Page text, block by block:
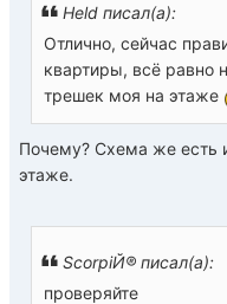
Held писал(а):
Отлично, сейчас
квартиры, всё равно
трешек моя на этаже
Почему? Схема же есть
этаже.
ScorpiЙ® писал(а):
проверяйте